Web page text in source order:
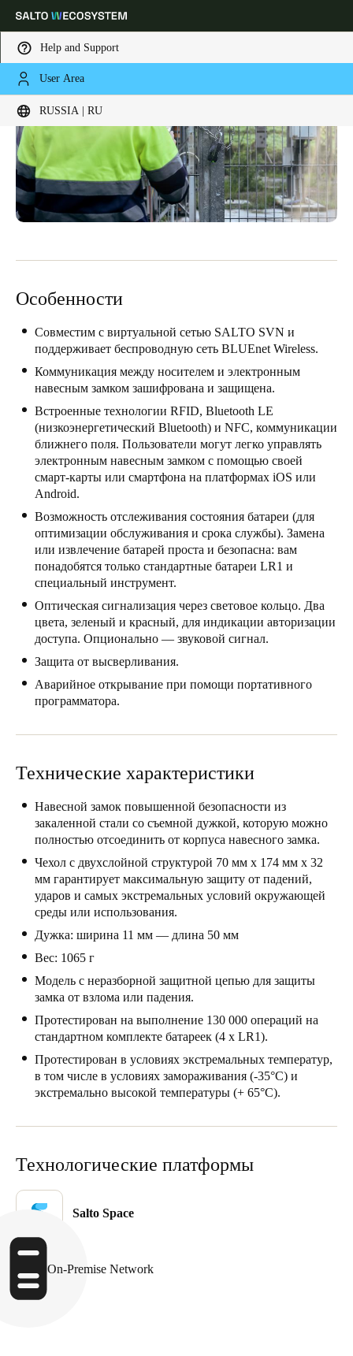
Help and Support
User Area
RUSSIA | RU
Выберите свое местоположение и языковые настройки
Europe North America Caribbean -
Russia Russian
DeutschFrançaisItaliano
United Kingdom
English
Ireland
English
France
Netherlands
NederlandsEnglish
Belgium
FrançaisNederlandsEnglish
Spain
Español
Italy
Italiano
Russia
Russian
Poland
Polski
Czech Republic
Čeština
Denmark
DanskereEnglish
Sweden
SvenskaEnglish
Norsk
Finland
English
Сохранить новый выбор по умолчанию
Особенности
Совместим с виртуальной сетью SALTO SVN и
поддерживает беспроводную сеть BLUEnet Wireless.
Коммуникация между носителем и электронным
навесным замком зашифрована и защищена.
Встроенные технологии RFID, Bluetooth LE
(низкоэнергетический Bluetooth) и NFC, коммуникации
ближнего поля. Пользователи могут легко управлять
электронным навесным замком с помощью своей
смарт-карты или смартфона на платформах iOS или
Android.
Возможность отслеживания состояния батареи (для
оптимизации обслуживания и срока службы). Замена
или извлечение батарей проста и безопасна: вам
понадобятся только стандартные батареи LR1 и
специальный инструмент.
Оптическая сигнализация через световое кольцо. Два
цвета, зеленый и красный, для индикации авторизации
доступа. Опционально — звуковой сигнал.
Защита от высверливания.
Аварийное открывание при помощи портативного
программатора.
Технические характеристики
Навесной замок повышенной безопасности из
закаленной стали со съемной дужкой, которую можно
полностью отсоединить от корпуса навесного замка.
Чехол с двухслойной структурой 70 мм x 174 мм x 32
мм гарантирует максимальную защиту от падений,
ударов и самых экстремальных условий окружающей
среды или использования.
Дужка: ширина 11 мм — длина 50 мм
Вес: 1065 г
Модель с неразборной защитной цепью для защиты
замка от взлома или падения.
Протестирован на выполнение 130 000 операций на
стандартном комплекте батареек (4 x LR1).
Протестирован в условиях экстремальных температур,
в том числе в условиях замораживания (-35°C) и
экстремально высокой температуры (+ 65°C).
Технологические платформы
Salto Space
On-Premise Network